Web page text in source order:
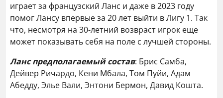
играет за французский Ланс и даже в 2023 году
помог Лансу впервые за 20 лет выйти в Лигу 1. Так
что, несмотря на 30-летний возвраст игрок еще
может показывать себя на поле с лучшей стороны.
Ланс предполагаемый состав: Брис Самба,
Дейвер Ричардо, Кени Мбала, Том Пуйи, Адам
Абедду, Элье Вали, Энтони Бермон, Давид Кошта.